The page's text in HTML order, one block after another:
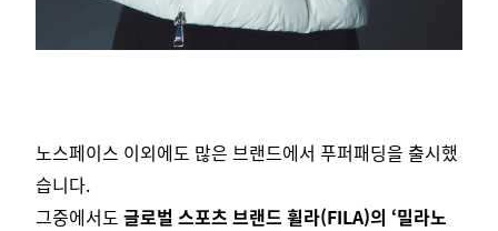
노스페이스 이외에도 많은 브랜드에서 푸퍼패딩을 출시했
습니다.
그중에서도 글로벌 스포츠 브랜드 휠라(FILA)의 ‘밀라노